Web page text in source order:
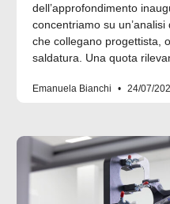
dell’approfondimento
concentriamo su
che collegano progettista,
saldatura. Una quota
Emanuela Bianchi 24/07/